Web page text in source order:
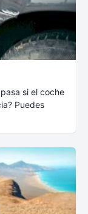
si el coche
Puedes